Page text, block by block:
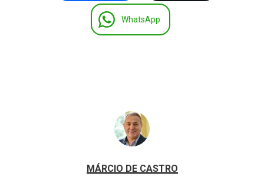
WhatsApp
MÁRCIO DE CASTRO